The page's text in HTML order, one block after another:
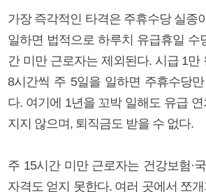
가장 즉각적인 타격은 주휴수당 실종
일하면 법적으로 하루치 유급휴일 수
간 미만 근로자는 제외된다. 시급 1만
8시간씩 주 5일을 일하면 주휴수당
다. 여기에 1년을 꼬박 일해도 유급
지지 않으며, 퇴직금도 받을 수 없다.
주 15시간 미만 근로자는 건강보험·
자격도 얻지 못한다. 여러 곳에서 쪼